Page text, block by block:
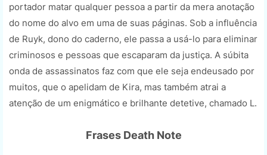
portador matar qualquer pessoa a partir da mera anotação
do nome do alvo em uma de suas páginas. Sob a influência
de Ruyk, dono do caderno, ele passa a usá-lo para eliminar
criminosos e pessoas que escaparam da justiça. A súbita
onda de assassinatos faz com que ele seja endeusado por
muitos, que o apelidam de Kira, mas também atrai a
atenção de um enigmático e brilhante detetive, chamado L.
Frases Death Note